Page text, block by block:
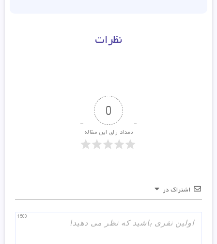
نظرات
0
تعداد رای این مقاله
اشتراک در
1500